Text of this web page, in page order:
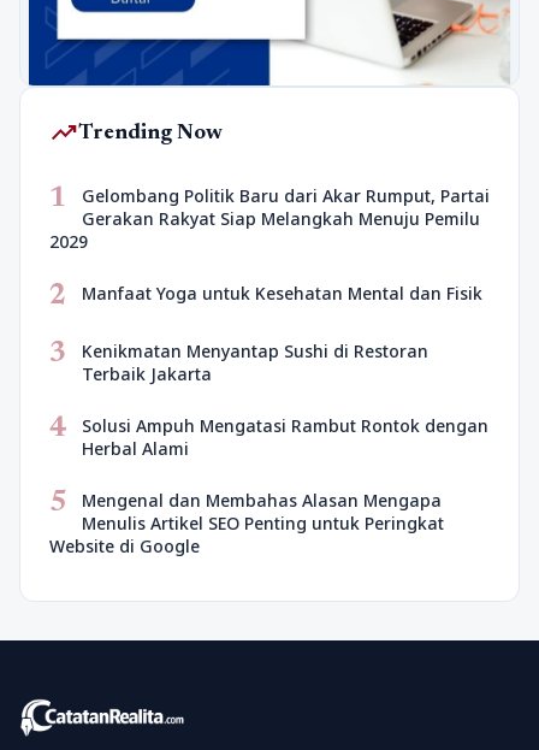
trending_upTrending Now
1
Gelombang Politik Baru dari Akar Rumput, Partai
Gerakan Rakyat Siap Melangkah Menuju Pemilu
2029
2 Manfaat Yoga untuk Kesehatan Mental dan Fisik
3
Kenikmatan Menyantap Sushi di Restoran
Terbaik Jakarta
4
Solusi Ampuh Mengatasi Rambut Rontok dengan
Herbal Alami
5
Mengenal dan Membahas Alasan Mengapa
Menulis Artikel SEO Penting untuk Peringkat
Website di Google